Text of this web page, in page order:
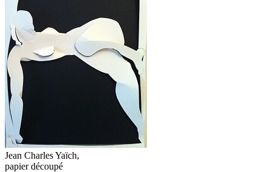
Jean Charles Yaïch,
papier découpé